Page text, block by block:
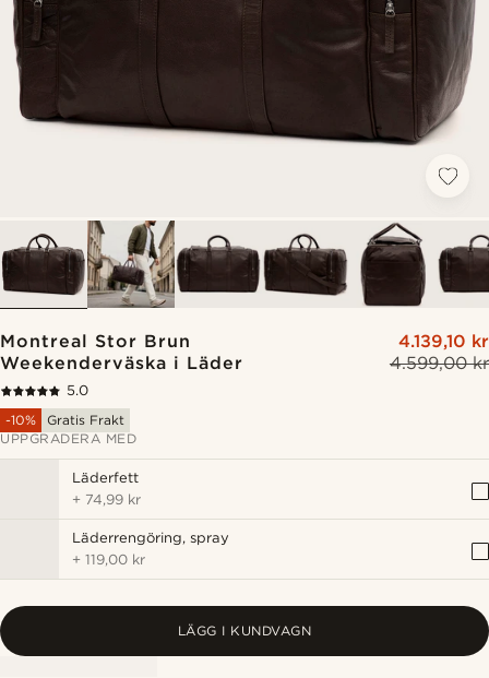
Montreal Stor Brun
Weekenderväska i Läder
4.599,00 kr
4.139,10 kr
5.0
-10%
Gratis Frakt
UPPGRADERA MED
Läderfett
+ 74,99 kr
Läderrengöring, spray
+119,00 kr
LÄGG I KUNDVAGN